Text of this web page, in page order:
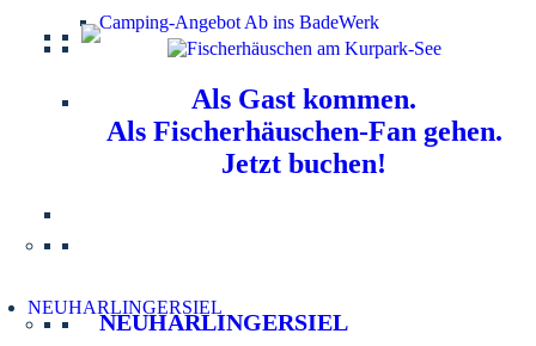
Camping-Angebot Ab ins BadeWerk
Als Gast kommen.
Als Fischerhäuschen-Fan gehen.
Jetzt buchen!
NEUHARLINGERSIEL
NEUHARLINGERSIEL